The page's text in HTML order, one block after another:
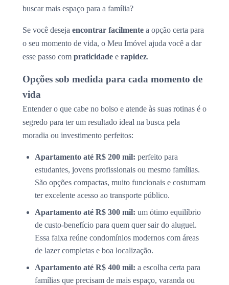
buscar mais espaço para a família?
Se você deseja encontrar facilmente a opção certa para
o seu momento de vida, o Meu Imóvel ajuda você a dar
esse passo com praticidade e rapidez.
Opções sob medida para cada momento de
vida
Entender o que cabe no bolso e atende às suas rotinas é o
segredo para ter um resultado ideal na busca pela
moradia ou investimento perfeitos:
Apartamento até R$ 200 mil: perfeito para
estudantes, jovens profissionais ou mesmo famílias.
São opções compactas, muito funcionais e costumam
ter excelente acesso ao transporte público.
Apartamento até R$ 300 mil: um ótimo equilíbrio
de custo-benefício para quem quer sair do aluguel.
Essa faixa reúne condomínios modernos com áreas
de lazer completas e boa localização.
Apartamento até R$ 400 mil: a escolha certa para
famílias que precisam de mais espaço, varanda ou